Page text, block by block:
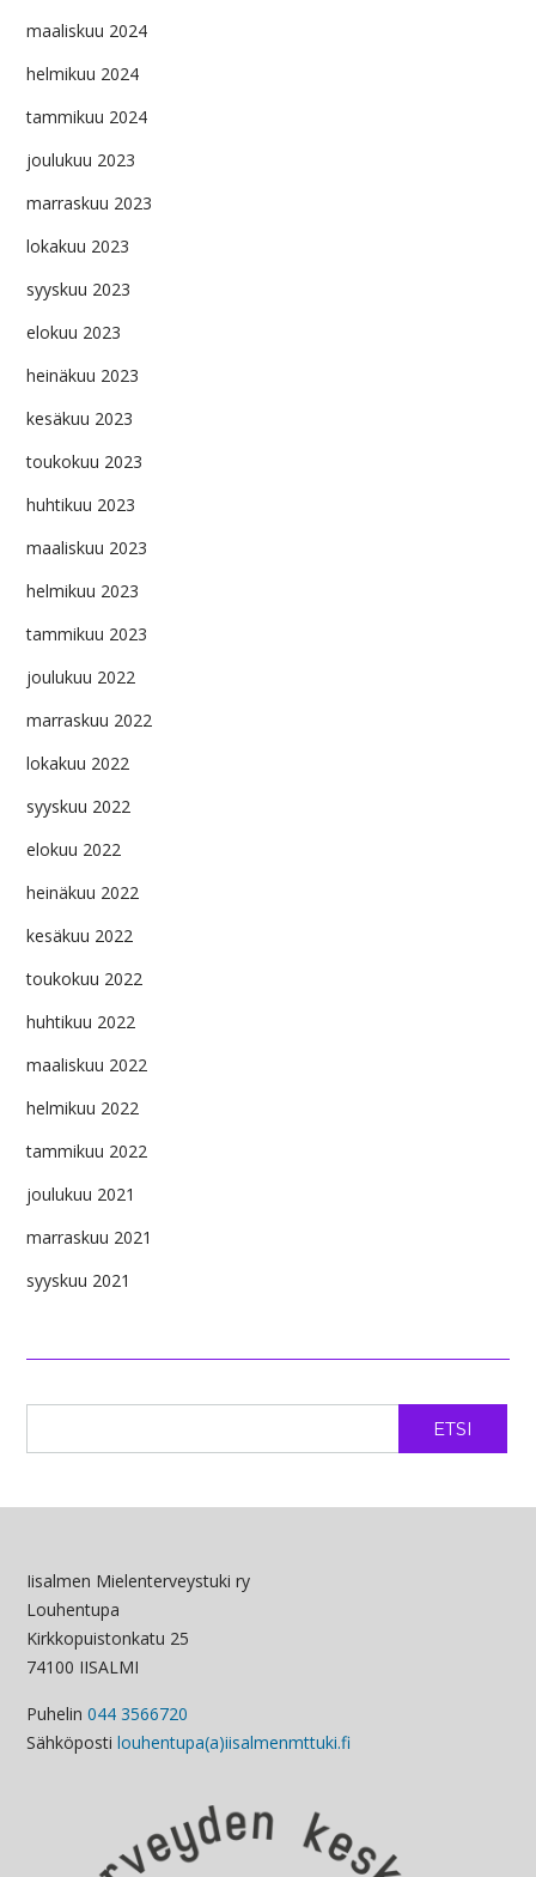
maaliskuu 2024
helmikuu 2024
tammikuu 2024
joulukuu 2023
marraskuu 2023
lokakuu 2023
syyskuu 2023
elokuu 2023
heinäkuu 2023
kesäkuu 2023
toukokuu 2023
huhtikuu 2023
maaliskuu 2023
helmikuu 2023
tammikuu 2023
joulukuu 2022
marraskuu 2022
lokakuu 2022
syyskuu 2022
elokuu 2022
heinäkuu 2022
kesäkuu 2022
toukokuu 2022
huhtikuu 2022
maaliskuu 2022
helmikuu 2022
tammikuu 2022
joulukuu 2021
marraskuu 2021
syyskuu 2021
ETSI
Iisalmen Mielenterveystuki ry
Louhentupa
Kirkkopuistonkatu 25
74100 IISALMI
Puhelin 044 3566720
Sähköposti louhentupa(a)iisalmenmttuki.fi